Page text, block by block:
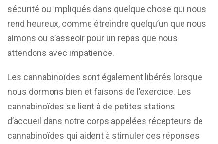
sécurité ou impliqués dans quelque chose qui nous
rend heureux, comme étreindre quelqu’un que nous
aimons ou s’asseoir pour un repas que nous
attendons avec impatience.
Les cannabinoïdes sont également libérés lorsque
nous dormons bien et faisons de l’exercice. Les
cannabinoïdes se lient à de petites stations
d’accueil dans notre corps appelées récepteurs de
cannabinoïdes qui aident à stimuler ces réponses